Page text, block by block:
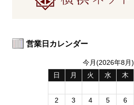
営業日カレンダー
今月(2026年8月)
日
月 火 水 木
2
3 4 5 6